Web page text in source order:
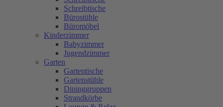
Schreibtische
Bürostühle
Büromöbel
Kinderzimmer
Babyzimmer
Jugendzimmer
Garten
Gartentische
Gartenstühle
Dininggruppen
Strandkörbe